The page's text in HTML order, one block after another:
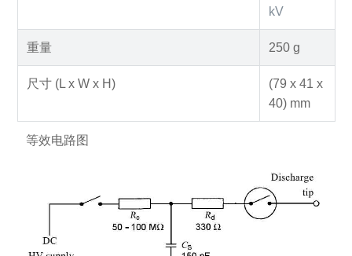
kV
重量 250 g
尺寸 (L x W x H)
(79 x 41 x
40) mm
等效电路图